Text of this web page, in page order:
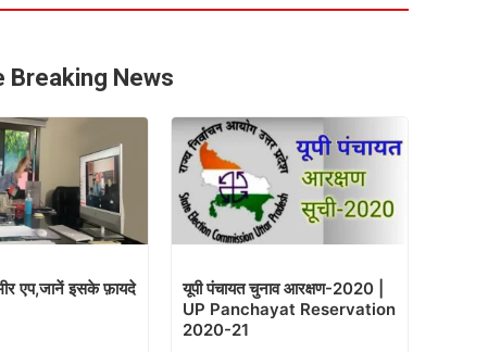
Breaking News
एप,जानें इसके फ़ायदे
यूपी पंचायत चुनाव आरक्षण-2020 |
UP Panchayat Reservation
2020-21